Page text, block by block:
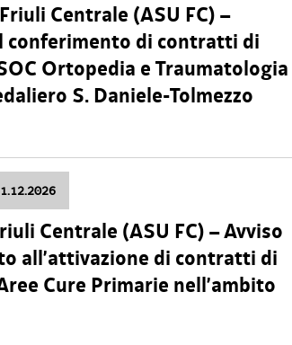
Centrale (ASU FC) –
conferimento di contratti di
Ortopedia e Traumatologia
S. Daniele-Tolmezzo
Centrale (ASU FC) – Avviso
all’attivazione di contratti di
Cure Primarie nell’ambito